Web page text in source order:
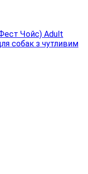
Чойс) Adult
собак з чутливим